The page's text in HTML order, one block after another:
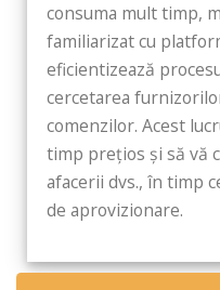
consuma mult timp,
familiarizat cu
eficientizează
cercetarea
comenzilor. Acest
timp prețios și să vă
afacerii dvs., în timp
de aprovizionare.